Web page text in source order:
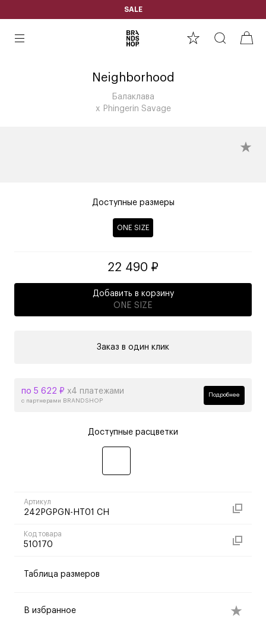
SALE
Neighborhood
Балаклава
x Phingerin Savage
Доступные размеры
ONE SIZE
22 490 ₽
Добавить в корзину
ONE SIZE
Заказ в один клик
по 5 622 ₽ х4 платежами
с партнерами BRANDSHOP
Подробнее
Доступные расцветки
Артикул
242PGPGN-HT01 CH
Код товара
510170
Таблица размеров
В избранное